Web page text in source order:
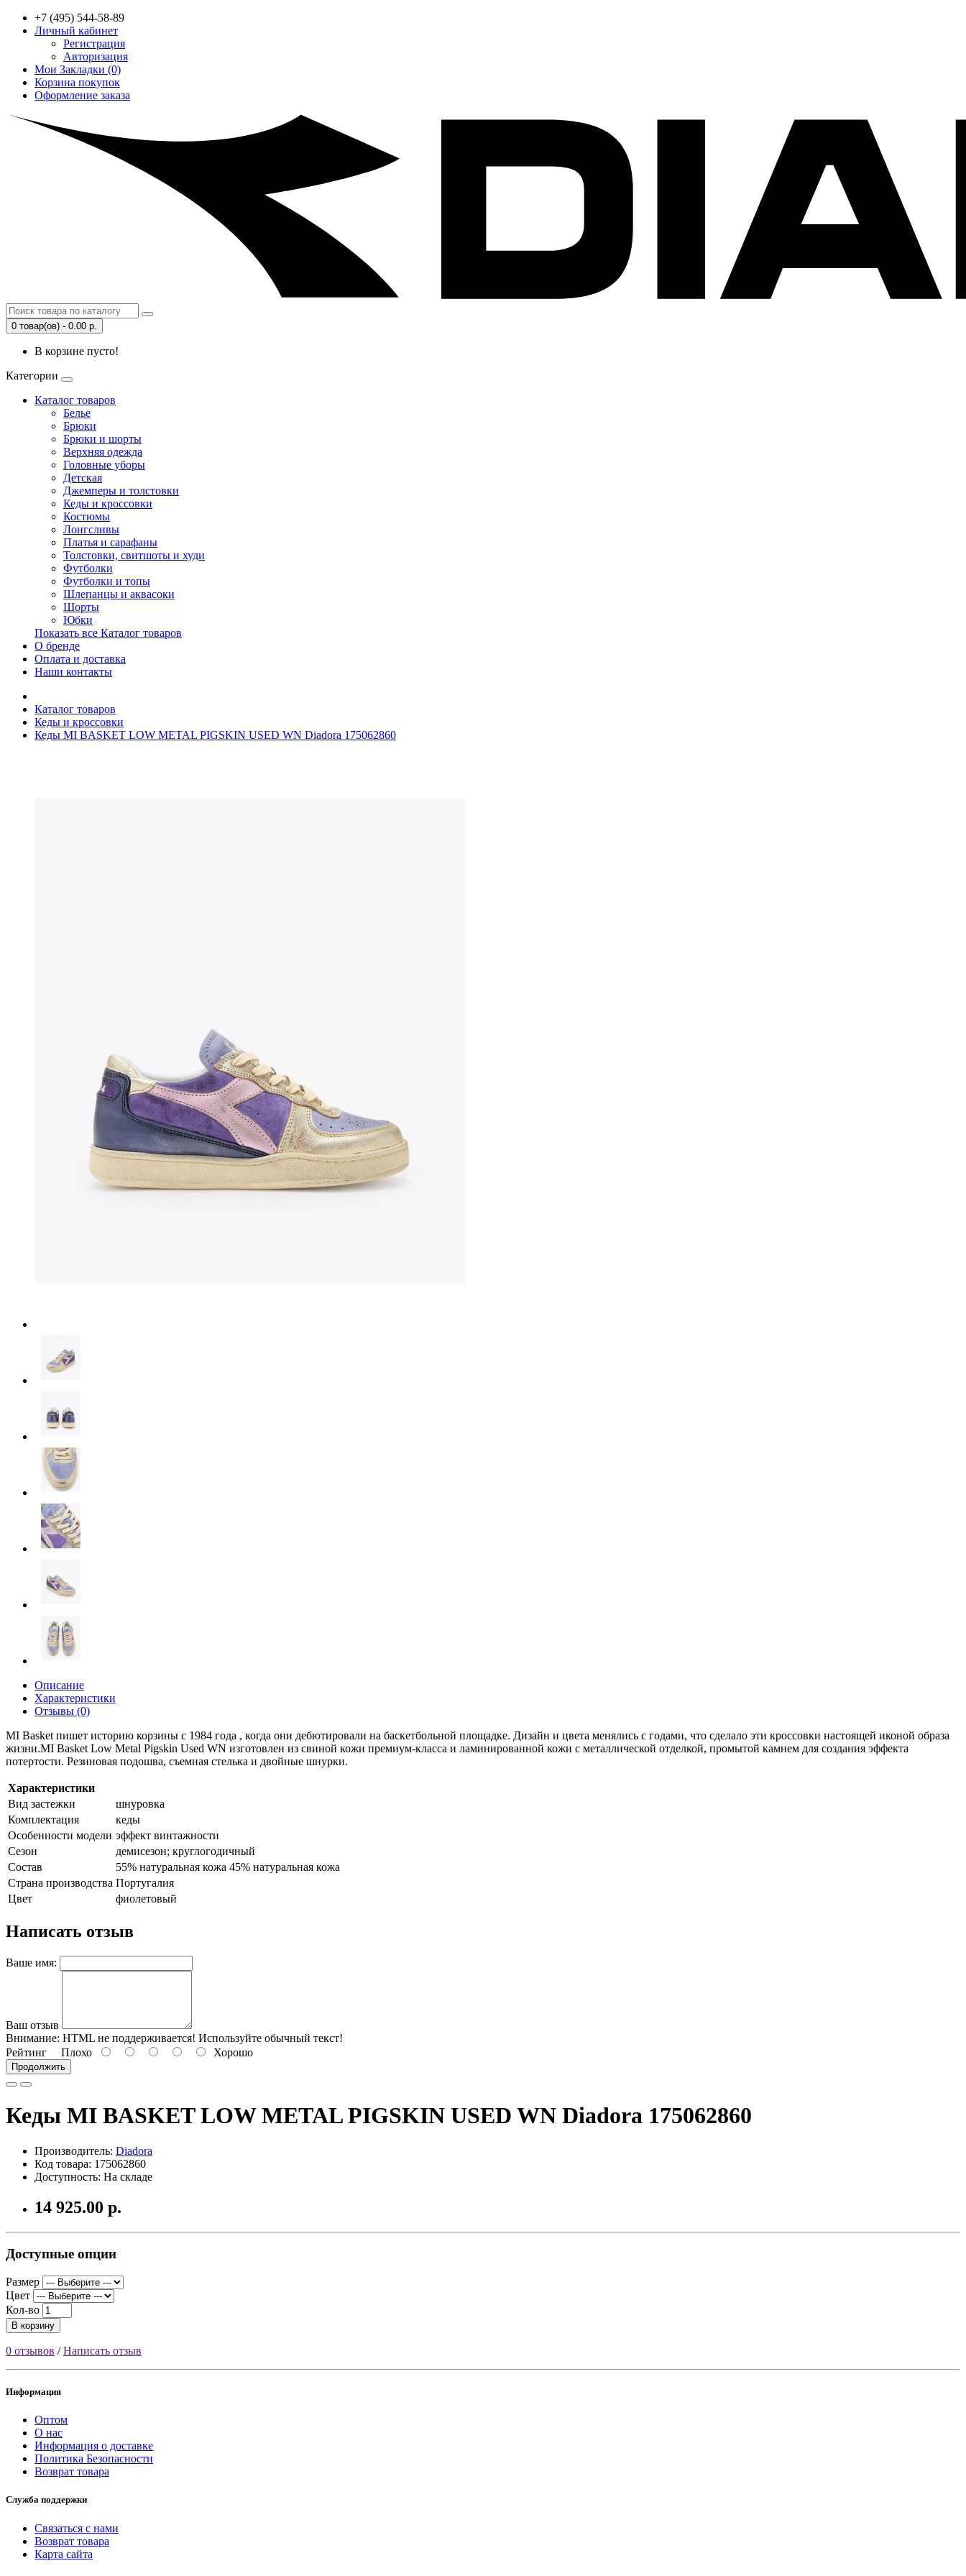
+7 (495) 544-58-89
Личный кабинет
Регистрация
Авторизация
Мои Закладки (0)
Корзина покупок
Оформление заказа
0 товар(ов) - 0.00 р.
В корзине пусто!
Категории
Каталог товаров
Белье
Брюки
Брюки и шорты
Верхняя одежда
Головные уборы
Детская
Джемперы и толстовки
Кеды и кроссовки
Костюмы
Лонгсливы
Платья и сарафаны
Толстовки, свитшоты и худи
Футболки
Футболки и топы
Шлепанцы и аквасоки
Шорты
Юбки
Показать все Каталог товаров
О бренде
Оплата и доставка
Наши контакты
Каталог товаров
Кеды и кроссовки
Кеды MI BASKET LOW METAL PIGSKIN USED WN Diadora 175062860
Описание
Характеристики
Отзывы (0)
MI Basket пишет историю корзины с 1984 года , когда они дебютировали на баскетбольной площадке. Дизайн и цвета менялись с годами, что сделало эти кроссовки настоящей иконой образа
жизни.MI Basket Low Metal Pigskin Used WN изготовлен из свиной кожи премиум-класса и ламинированной кожи с металлической отделкой, промытой камнем для создания эффекта
потертости. Резиновая подошва, съемная стелька и двойные шнурки.
Характеристики
Вид застежки
шнуровка
Комплектация
кеды
Особенности модели эффект винтажности
Сезон
демисезон; круглогодичный
Состав
55% натуральная кожа 45% натуральная кожа
Страна производства Португалия
Цвет
фиолетовый
Написать отзыв
Ваше имя:
Ваш отзыв
Внимание: HTML не поддерживается! Используйте обычный текст!
Рейтинг Плохо Хорошо
Продолжить
Кеды MI BASKET LOW METAL PIGSKIN USED WN Diadora 175062860
Производитель: Diadora
Код товара: 175062860
Доступность: На складе
14 925.00 р.
Доступные опции
Размер
Цвет
Кол-во
В корзину
0 отзывов /Написать отзыв
Информация
Оптом
О нас
Информация о доставке
Политика Безопасности
Возврат товара
Служба поддержки
Связаться с нами
Возврат товара
Карта сайта